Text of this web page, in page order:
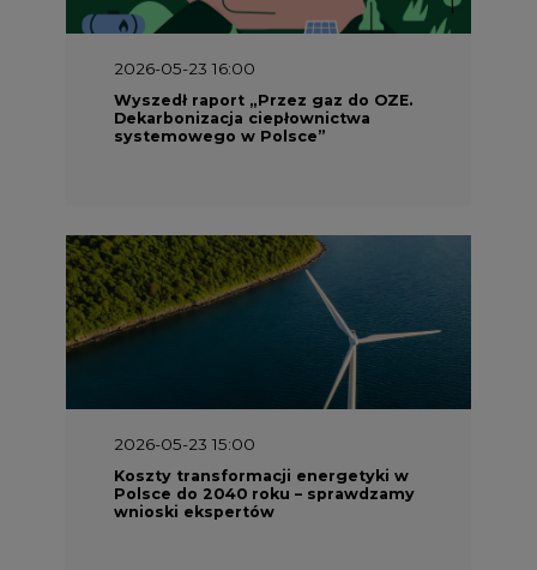
2026-05-23 16:00
Wyszedł raport „Przez gaz do OZE.
Dekarbonizacja ciepłownictwa
systemowego w Polsce”
2026-05-23 15:00
Koszty transformacji energetyki w
Polsce do 2040 roku – sprawdzamy
wnioski ekspertów